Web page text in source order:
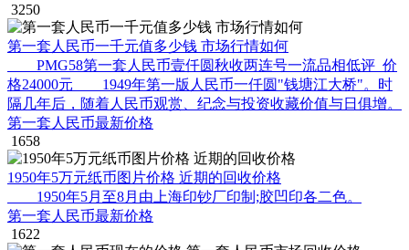
3250
第一套人民币一千元值多少钱 市场行情如何
PMG58第一套人民币壹仟圆秋收两连号一流品相低评_价
格24000元 1949年第一版人民币一仟圆"钱塘江大桥"。时
隔几年后，随着人民币观赏、纪念与投资收藏价值与日俱增。
第一套人民币最新价格
1658
1950年5万元纸币图片价格 近期的回收价格
1950年5月至8月由上海印钞厂印制;胶凹印各二色。
第一套人民币最新价格
1622